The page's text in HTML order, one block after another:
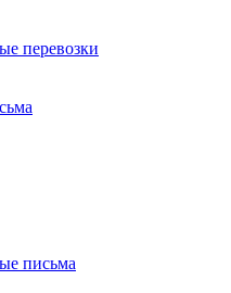
перевозки
письма